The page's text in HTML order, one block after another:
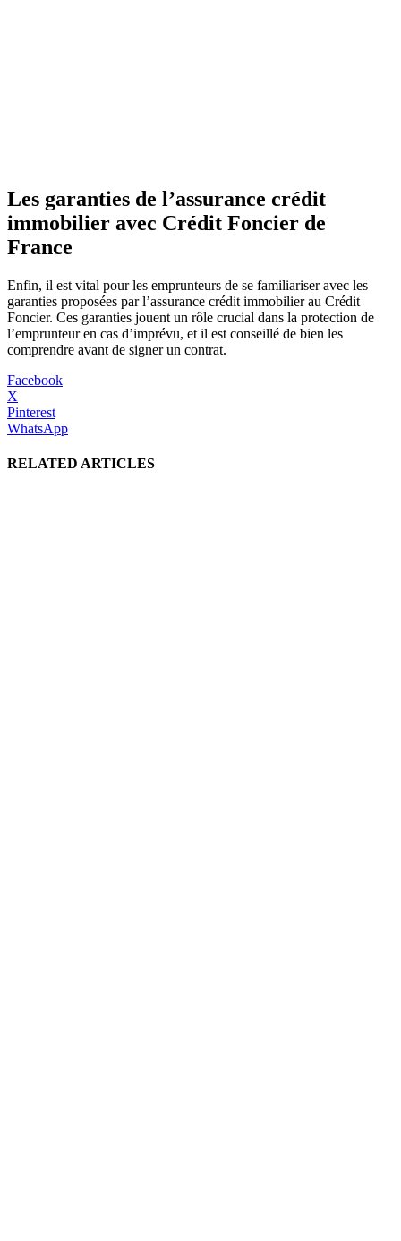
Les garanties de l’assurance crédit
immobilier avec Crédit Foncier de
France
Enfin, il est vital pour les emprunteurs de se familiariser avec les
garanties proposées par l’assurance crédit immobilier au Crédit
Foncier. Ces garanties jouent un rôle crucial dans la protection de
l’emprunteur en cas d’imprévu, et il est conseillé de bien les
comprendre avant de signer un contrat.
Facebook
X
Pinterest
WhatsApp
RELATED ARTICLES